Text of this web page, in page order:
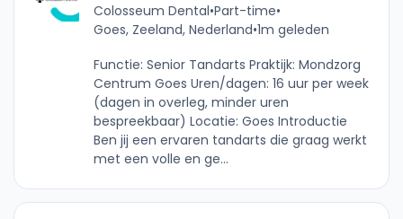
Colosseum Dental•Part-time•
Goes, Zeeland, Nederland•1m geleden
Functie: Senior Tandarts Praktijk: Mondzorg
Centrum Goes Uren/dagen: 16 uur per week
(dagen in overleg, minder uren
bespreekbaar) Locatie: Goes Introductie
Ben jij een ervaren tandarts die graag werkt
met een volle en ge...